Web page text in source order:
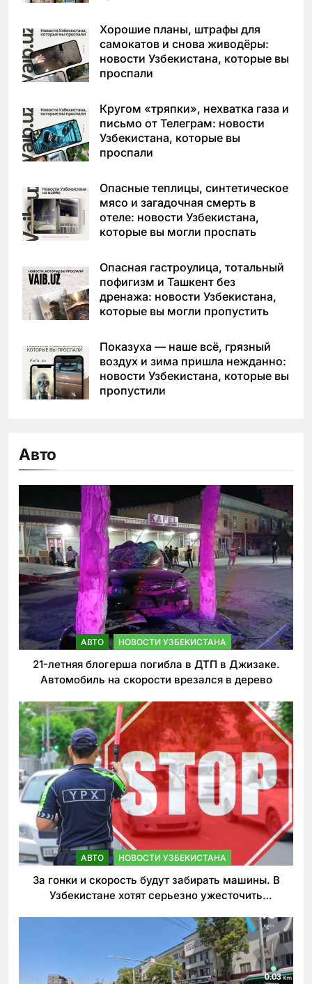
Хорошие планы, штрафы для
самокатов и снова живодёры:
новости Узбекистана, которые вы
проспали
Кругом «тряпки», нехватка газа и
письмо от Телеграм: новости
Узбекистана, которые вы
проспали
Опасные теплицы, синтетическое
мясо и загадочная смерть в
отеле: новости Узбекистана,
которые вы могли проспать
Опасная гастроулица, тотальный
пофигизм и Ташкент без
дренажа: новости Узбекистана,
которые вы могли пропустить
Показуха — наше всё, грязный
воздух и зима пришла нежданно:
новости Узбекистана, которые вы
пропустили
Авто
АВТО НОВОСТИ УЗБЕКИСТАНА
21-летняя блогерша погибла в ДТП в Джизаке.
Автомобиль на скорости врезался в дерево
АВТО НОВОСТИ УЗБЕКИСТАНА
За гонки и скорость будут забирать машины. В
Узбекистане хотят серьезно ужесточить